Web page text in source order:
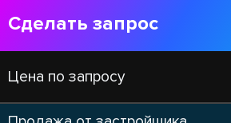
Сделать запрос
Цена по запросу